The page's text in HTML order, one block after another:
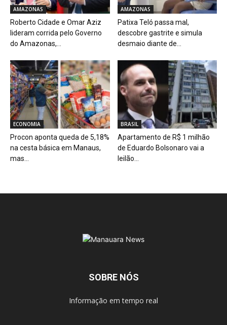
AMAZONAS
Roberto Cidade e Omar Aziz
lideram corrida pelo Governo
do Amazonas,...
AMAZONAS
Patixa Teló passa mal,
descobre gastrite e simula
desmaio diante de...
ECONOMIA
Procon aponta queda de 5,18%
na cesta básica em Manaus,
mas...
BRASIL
Apartamento de R$ 1 milhão
de Eduardo Bolsonaro vai a
leilão...
SOBRE NÓS
Informação em tempo real